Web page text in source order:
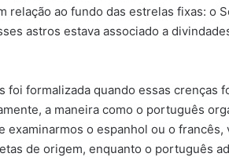
relação ao fundo das estrelas fixas: o
astros estava associado a
foi formalizada quando essas crenças
a maneira como o português
examinarmos o espanhol ou o
de origem, enquanto o português